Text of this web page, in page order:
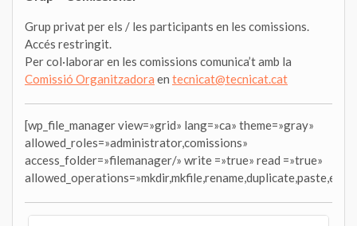
Grup privat per els / les participants en les comissions.
Accés restringit.
Per col·laborar en les comissions comunica’t amb la
Comissió Organitzadora en tecnicat@tecnicat.cat
[wp_file_manager view=»grid» lang=»ca» theme=»gray»
allowed_roles=»administrator,comissions»
access_folder=»filemanager/» write =»true» read =»true»